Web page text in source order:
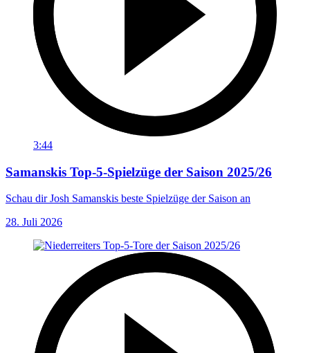
3:44
Samanskis Top-5-Spielzüge der Saison 2025/26
Schau dir Josh Samanskis beste Spielzüge der Saison an
28. Juli 2026